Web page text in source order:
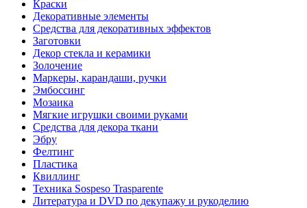
Краски
Декоративные элементы
Средства для декоративных эффектов
Заготовки
Декор стекла и керамики
Золочение
Маркеры, карандаши, ручки
Эмбоссинг
Мозаика
Мягкие игрушки своими руками
Средства для декора ткани
Эбру
Фелтинг
Пластика
Квиллинг
Техника Sospeso Trasparente
Литература и DVD по декупажу и рукоделию